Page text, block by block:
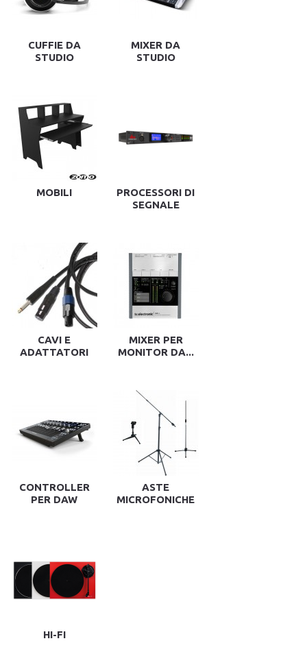
CUFFIE DA
STUDIO
MIXER DA
STUDIO
MOBILI
PROCESSORI DI
SEGNALE
CAVI E
ADATTATORI
MIXER PER
MONITOR DA...
CONTROLLER
PER DAW
ASTE
MICROFONICHE
HI-FI